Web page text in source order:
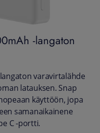
-langaton
varavirtalähde
latauksen. Snap
käyttöön, jopa
samanaikainene
C -portti.